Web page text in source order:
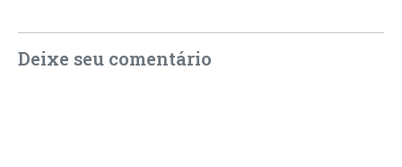
Deixe seu comentário